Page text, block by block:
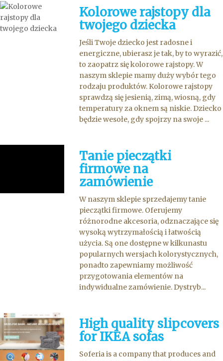
Kolorowe rajstopy dla
twojego dziecka
Jeśli Twoje dziecko jest radosne i
energiczne, ubierasz je tak, by to wyrazić,
to zaopatrz się kolorowe rajstopy. W
naszym sklepie mamy duży wybór tego
rodzaju produktów. Kolorowe rajstopy
sprawdzą się jesienią, zimą, wiosną, gdy
temperatury za oknem są niskie. Dziecko
będzie wesołe, gdy spojrzy na swoje ...
Tanie pieczątki
firmowe na
zamówienie
W naszym sklepie sprzedajemy tanie
pieczątki firmowe. Oferujemy
różnorodne akcesoria, odznaczające się
wysoką wytrzymałością i łatwością
użycia. Są one dostępne w kilkunastu
popularnych wersjach kolorystycznych,
ponadto zapewniamy możliwość
przygotowania elementów na
indywidualne zamówienie. Dystryb...
High quality slipcovers
for IKEA sofas
Soferia is a company that produces and